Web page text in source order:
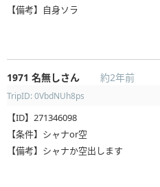
【備考】自身ソラ
1971 名無しさん 約2年前
TripID: 0VbdNUh8ps
【ID】271346098
【条件】シャナor空
【備考】シャナか空出します